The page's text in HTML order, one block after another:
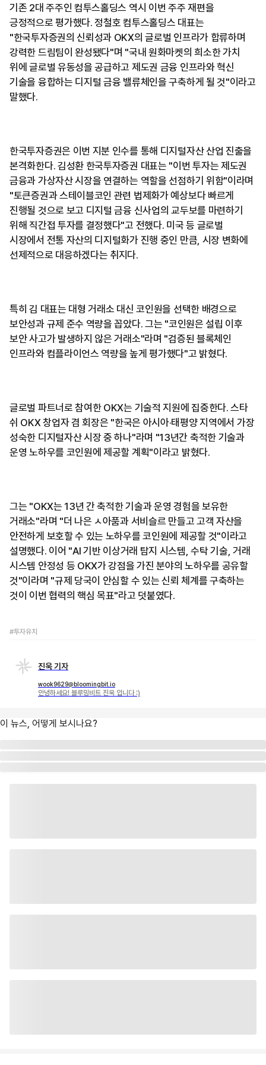
기존 2대 주주인 컴투스홀딩스 역시 이번 주주 재편을
긍정적으로 평가했다. 정철호 컴투스홀딩스 대표는
"한국투자증권의 신뢰성과 OKX의 글로벌 인프라가 합류하며
강력한 드림팀이 완성됐다"며 "국내 원화마켓의 희소한 가치
위에 글로벌 유동성을 공급하고 제도권 금융 인프라와 혁신
기술을 융합하는 디지털 금융 밸류체인을 구축하게 될 것"이라고
말했다.
한국투자증권은 이번 지분 인수를 통해 디지털자산 산업 진출을
본격화한다. 김성환 한국투자증권 대표는 "이번 투자는 제도권
금융과 가상자산 시장을 연결하는 역할을 선점하기 위함"이라며
"토큰증권과 스테이블코인 관련 법제화가 예상보다 빠르게
진행될 것으로 보고 디지털 금융 신사업의 교두보를 마련하기
위해 직간접 투자를 결정했다"고 전했다. 미국 등 글로벌
시장에서 전통 자산의 디지털화가 진행 중인 만큼, 시장 변화에
선제적으로 대응하겠다는 취지다.
특히 김 대표는 대형 거래소 대신 코인원을 선택한 배경으로
보안성과 규제 준수 역량을 꼽았다. 그는 "코인원은 설립 이후
보안 사고가 발생하지 않은 거래소"라며 "검증된 블록체인
인프라와 컴플라이언스 역량을 높게 평가했다"고 밝혔다.
글로벌 파트너로 참여한 OKX는 기술적 지원에 집중한다. 스타
쉬 OKX 창업자 겸 회장은 "한국은 아시아·태평양 지역에서 가장
성숙한 디지털자산 시장 중 하나"라며 "13년간 축적한 기술과
운영 노하우를 코인원에 제공할 계획"이라고 밝혔다.
그는 "OKX는 13년 간 축적한 기술과 운영 경험을 보유한
거래소"라며 "더 나은 ㅅ아품과 서비슬르 만들고 고객 자산을
안전하게 보호할 수 있는 노하우를 코인원에 제공할 것"이라고
설명했다. 이어 "AI 기반 이상거래 탐지 시스템, 수탁 기술, 거래
시스템 안정성 등 OKX가 강점을 가진 분야의 노하우를 공유할
것"이라며 "규제 당국이 안심할 수 있는 신뢰 체계를 구축하는
것이 이번 협력의 핵심 목표"라고 덧붙였다.
#투자유치
진욱 기자
wook9629@bloomingbit.io
안녕하세요! 블루밍비트 진욱 입니다 :)
이 뉴스, 어떻게 보시나요?